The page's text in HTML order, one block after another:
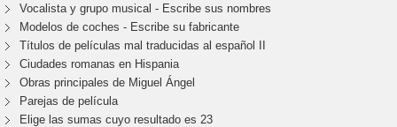
Vocalista y grupo musical - Escribe sus nombres
Modelos de coches - Escribe su fabricante
Títulos de películas mal traducidas al español II
Ciudades romanas en Hispania
Obras principales de Miguel Ángel
Parejas de película
Elige las sumas cuyo resultado es 23